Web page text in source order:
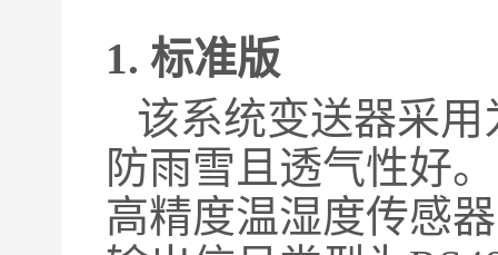
1. 标准版
该系统变送器采用
防雨雪且透气性好
高精度温湿度传感